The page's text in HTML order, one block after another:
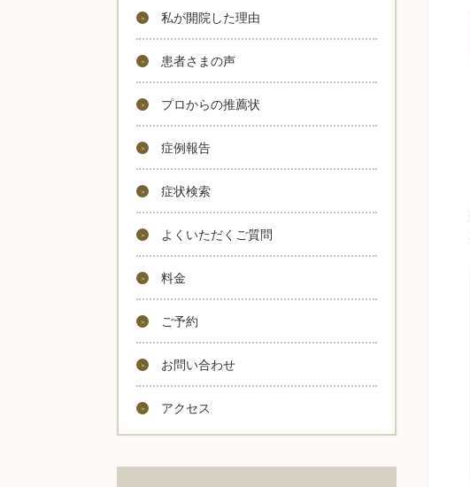
私が開院した理由
患者さまの声
プロからの推薦状
症例報告
症状検索
よくいただくご質問
料金
ご予約
お問い合わせ
アクセス